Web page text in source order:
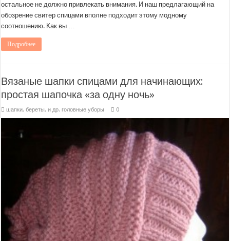
остальное не должно привлекать внимания. И наш предлагающий на
обозрение свитер спицами вполне подходит этому модному
соотношению. Как вы …
Подробнее
Вязаные шапки спицами для начинающих:
простая шапочка «за одну ночь»
шапки, береты, и др. головные уборы 0